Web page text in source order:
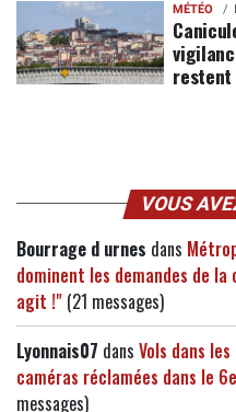
MÉTÉO
restent
VOUS
Bourrage d urnes dans
dominent les demandes de
agit !" (21 messages)
Lyonnais07 dans Vols dans
caméras réclamées dans le
messages)